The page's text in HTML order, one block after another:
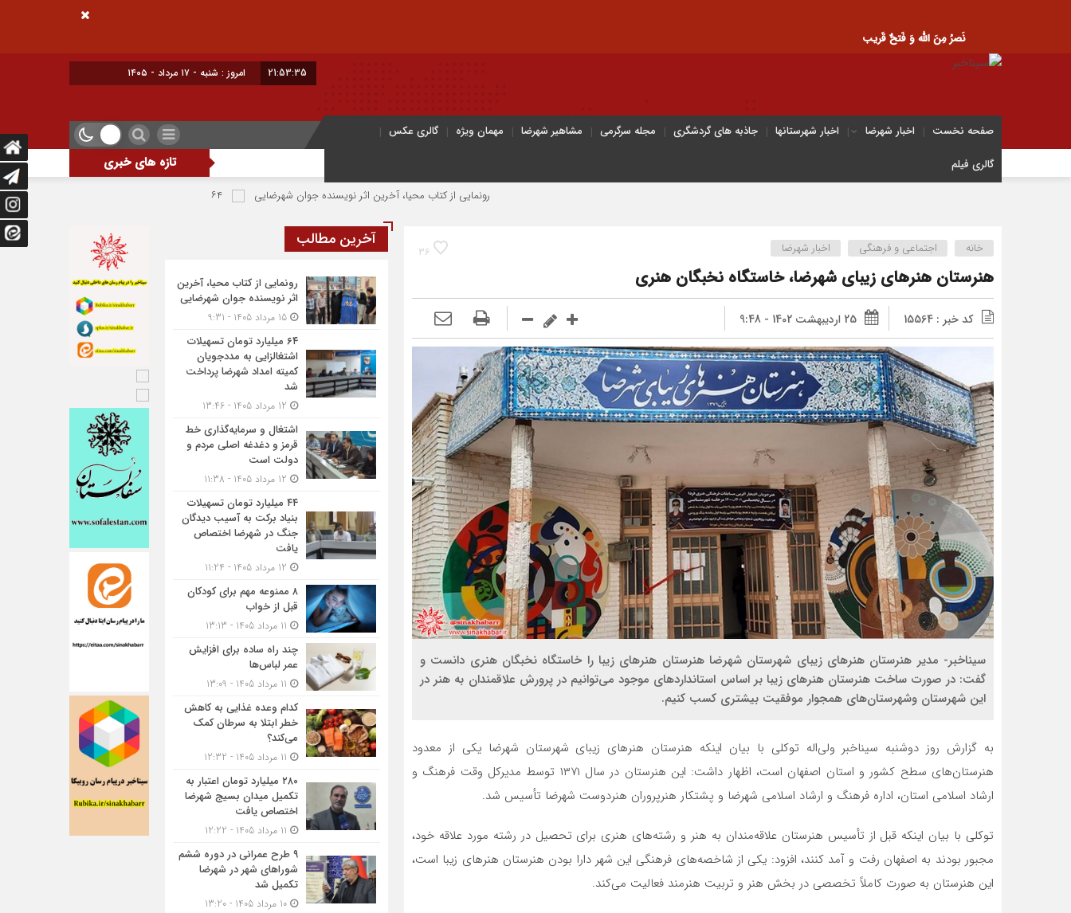
نَصرُ مِنَ الله وَ فَتحٌ قَریب
21:53:36 امروز : شنبه - ۱۷ مرداد - ۱۴۰۵
صفحه نخست اخبار شهرضا اخبار شهرستانها جاذبه های گردشگری مجله سرگرمی مشاهیر شهرضا مهمان ویژه
گالری عکس
گالری فیلم
تازه های خبری
رونمایی از کتاب محیا، آخرین اثر نویسنده جوان شهرضایی ۶۴ میلیارد تومان تسهیلات اشتغالزایی به مددجویان کمیته امداد شهرضا پرداخت شد
36 خانه اجتماعی و فرهنگی اخبار شهرضا
هنرستان هنرهای زیبای شهرضا، خاستگاه نخبگان هنری
کد خبر : 15564 25 اردیبهشت 1402 - 9:48
سیناخبر- مدیر هنرستان هنرهای زیبای شهرستان شهرضا هنرستان هنرهای زیبا را خاستگاه نخبگان هنری دانست و
گفت: در صورت ساخت هنرستان هنرهای زیبا بر اساس استانداردهای موجود می‌توانیم در پرورش علاقمندان به هنر در
این شهرستان وشهرستان‌های همجوار موفقیت بیشتری کسب کنیم.
به گزارش روز دوشنبه سیناخبر ولی‌اله توکلی با بیان اینکه هنرستان هنرهای زیبای شهرستان شهرضا یکی از معدود
هنرستان‌های سطح کشور و استان اصفهان است، اظهار داشت: این هنرستان در سال ۱۳۷۱ توسط مدیرکل وقت فرهنگ و
ارشاد اسلامی استان، اداره فرهنگ و ارشاد اسلامی شهرضا و پشتکار هنرپروران هنردوست شهرضا تأسیس شد.
توکلی با بیان اینکه قبل از تأسیس هنرستان علاقه‌مندان به هنر و رشته‌های هنری برای تحصیل در رشته مورد علاقه خود،
مجبور بودند به اصفهان رفت و آمد کنند، افزود: یکی از شاخصه‌های فرهنگی این شهر دارا بودن هنرستان هنرهای زیبا است،
این هنرستان به صورت کاملاً تخصصی در بخش هنر و تربیت هنرمند فعالیت می‌کند.
آخرین مطالب
رونمایی از کتاب محیا، آخرین
اثر نویسنده جوان شهرضایی
۶۴ میلیارد تومان تسهیلات
اشتغالزایی به مددجویان
کمیته امداد شهرضا پرداخت
شد
اشتغال و سرمایه‌گذاری خط
قرمز و دغدغه اصلی مردم و
دولت است
۴۴ میلیارد تومان تسهیلات
بنیاد برکت به آسیب دیدگان
جنگ در شهرضا اختصاص
یافت
۸ ممنوعه مهم برای کودکان
قبل از خواب
چند راه ساده برای افزایش
عمر لباس‌ها
کدام وعده غذایی به کاهش
خطر ابتلا به سرطان کمک
می‌کند؟
۲۸۰ میلیارد تومان اعتبار به
تکمیل میدان بسیج شهرضا
اختصاص یافت
۹ طرح عمرانی در دوره ششم
شوراهای شهر در شهرضا
تکمیل شد